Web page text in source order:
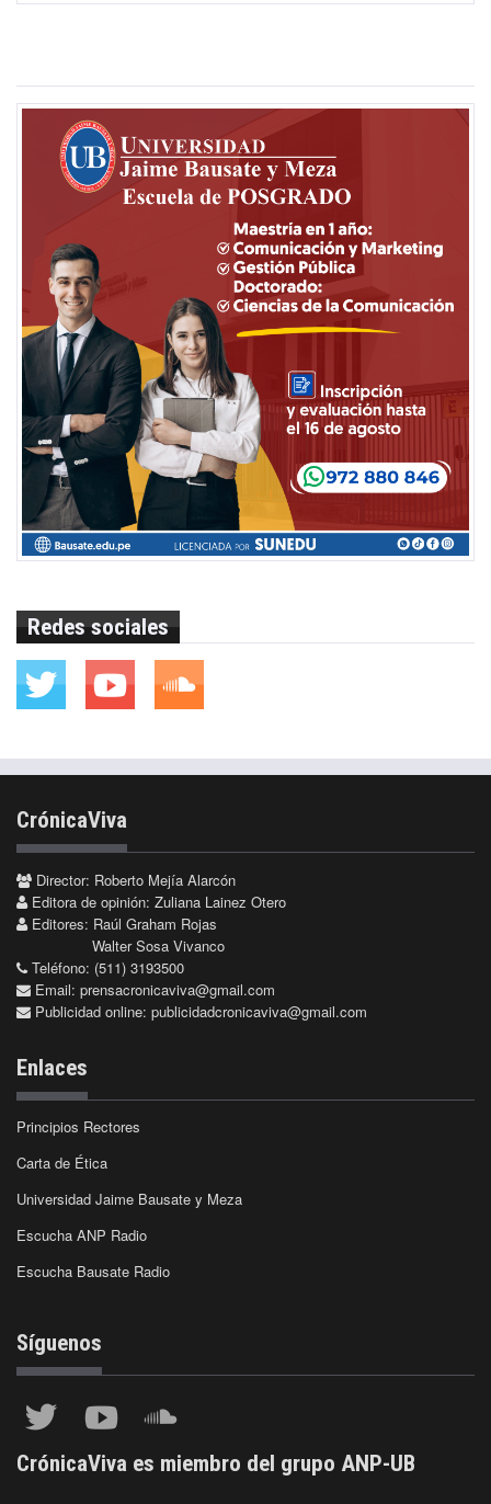
Redes sociales
CrónicaViva
Director: Roberto Mejía Alarcón
Editora de opinión: Zuliana Lainez Otero
Editores: Raúl Graham Rojas
Walter Sosa Vivanco
Teléfono: (511) 3193500
Email: prensacronicaviva@gmail.com
Publicidad online: publicidadcronicaviva@gmail.com
Enlaces
Principios Rectores
Carta de Ética
Universidad Jaime Bausate y Meza
Escucha ANP Radio
Escucha Bausate Radio
Síguenos
CrónicaViva es miembro del grupo ANP-UB